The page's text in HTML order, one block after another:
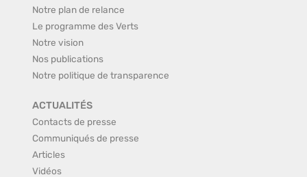
Notre plan de relance
Le programme des Verts
Notre vision
Nos publications
Notre politique de transparence
ACTUALITÉS
Contacts de presse
Communiqués de presse
Articles
Vidéos